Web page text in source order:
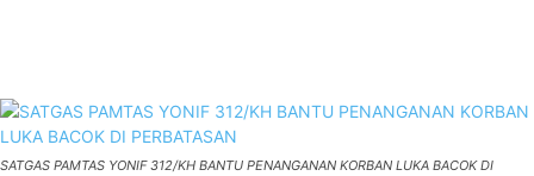
SATGAS PAMTAS YONIF 312/KH BANTU PENANGANAN KORBAN LUKA BACOK DI